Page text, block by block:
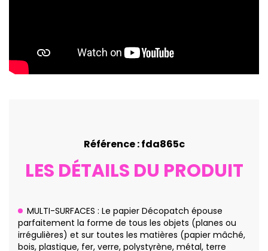
Référence : fda865c
LES DÉTAILS DU PRODUIT
MULTI-SURFACES : Le papier Décopatch épouse
parfaitement la forme de tous les objets (planes ou
irrégulières) et sur toutes les matières (papier mâché,
bois, plastique, fer, verre, polystyrène, métal, terre